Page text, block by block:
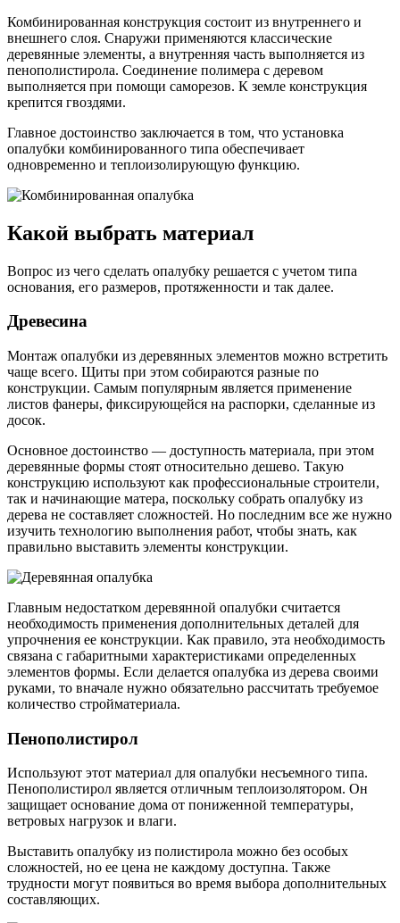
Комбинированная конструкция состоит из внутреннего и
внешнего слоя. Снаружи применяются классические
деревянные элементы, а внутренняя часть выполняется из
пенополистирола. Соединение полимера с деревом
выполняется при помощи саморезов. К земле конструкция
крепится гвоздями.
Главное достоинство заключается в том, что установка
опалубки комбинированного типа обеспечивает
одновременно и теплоизолирующую функцию.
Какой выбрать материал
Вопрос из чего сделать опалубку решается с учетом типа
основания, его размеров, протяженности и так далее.
Древесина
Монтаж опалубки из деревянных элементов можно встретить
чаще всего. Щиты при этом собираются разные по
конструкции. Самым популярным является применение
листов фанеры, фиксирующейся на распорки, сделанные из
досок.
Основное достоинство — доступность материала, при этом
деревянные формы стоят относительно дешево. Такую
конструкцию используют как профессиональные строители,
так и начинающие матера, поскольку собрать опалубку из
дерева не составляет сложностей. Но последним все же нужно
изучить технологию выполнения работ, чтобы знать, как
правильно выставить элементы конструкции.
Главным недостатком деревянной опалубки считается
необходимость применения дополнительных деталей для
упрочнения ее конструкции. Как правило, эта необходимость
связана с габаритными характеристиками определенных
элементов формы. Если делается опалубка из дерева своими
руками, то вначале нужно обязательно рассчитать требуемое
количество стройматериала.
Пенополистирол
Используют этот материал для опалубки несъемного типа.
Пенополистирол является отличным теплоизолятором. Он
защищает основание дома от пониженной температуры,
ветровых нагрузок и влаги.
Выставить опалубку из полистирола можно без особых
сложностей, но ее цена не каждому доступна. Также
трудности могут появиться во время выбора дополнительных
составляющих.